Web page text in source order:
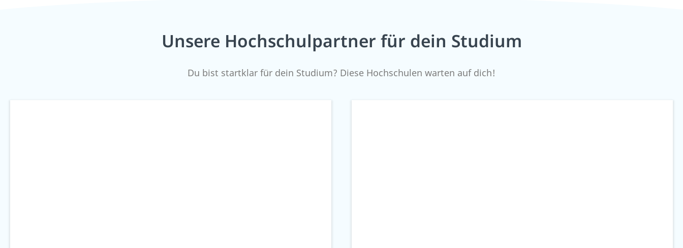
Unsere Hochschulpartner für dein Studium
Du bist startklar für dein Studium? Diese Hochschulen warten auf dich!